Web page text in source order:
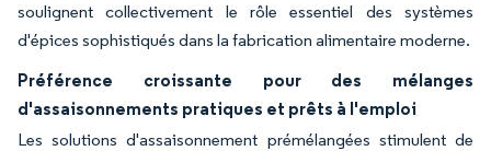
soulignent collectivement le rôle essentiel des systèmes
d'épices sophistiqués dans la fabrication alimentaire moderne.
Préférence croissante pour des mélanges
d'assaisonnements pratiques et prêts à l'emploi
Les solutions d'assaisonnement prémélangées stimulent de